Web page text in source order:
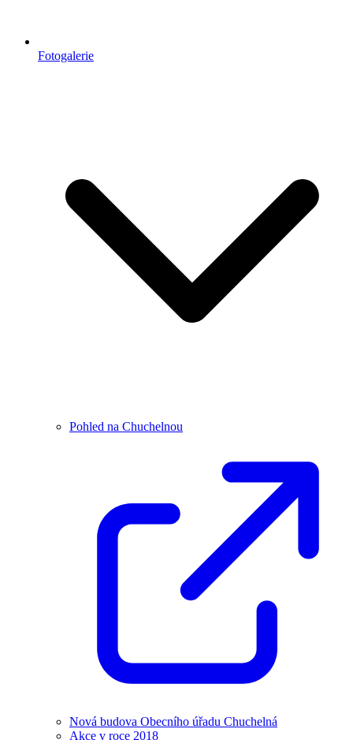
Fotogalerie
Pohled na Chuchelnou
Nová budova Obecního úřadu Chuchelná
Akce v roce 2018